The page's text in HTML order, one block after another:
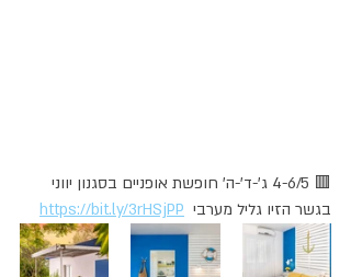
🟥 4-6/5 ג'-ד'-ה' חופשת אופניים בסגנון יווני
בגשר הזיו גליל מערבי https://bit.ly/3rHSjPP